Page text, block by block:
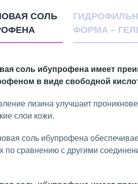
СОЛЬ
ФОРМА –
соль ибупрофена имеет
в виде свободной
лизина улучшает
слои кожи.
соль ибупрофена
по сравнению с другими